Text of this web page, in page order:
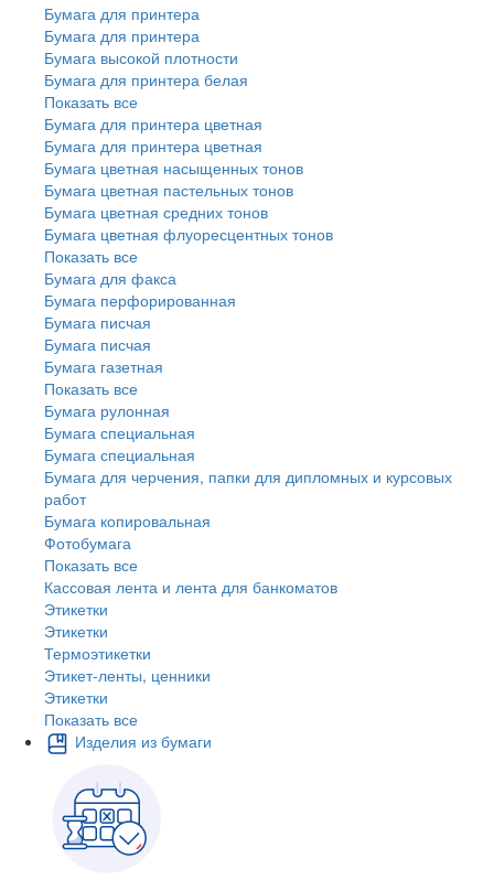
Бумага для принтера
Бумага для принтера
Бумага высокой плотности
Бумага для принтера белая
Показать все
Бумага для принтера цветная
Бумага для принтера цветная
Бумага цветная насыщенных тонов
Бумага цветная пастельных тонов
Бумага цветная средних тонов
Бумага цветная флуоресцентных тонов
Показать все
Бумага для факса
Бумага перфорированная
Бумага писчая
Бумага писчая
Бумага газетная
Показать все
Бумага рулонная
Бумага специальная
Бумага специальная
Бумага для черчения, папки для дипломных и курсовых
работ
Бумага копировальная
Фотобумага
Показать все
Кассовая лента и лента для банкоматов
Этикетки
Этикетки
Термоэтикетки
Этикет-ленты, ценники
Этикетки
Показать все
Изделия из бумаги